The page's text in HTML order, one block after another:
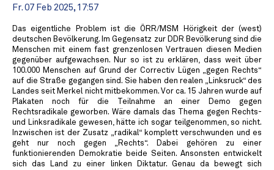
Fr. 07 Feb 2025, 17:57
Das eigentliche Problem ist die ÖRR/MSM Hörigkeit der (west)
deutschen Bevölkerung. Im Gegensatz zur DDR Bevölkerung sind die
Menschen mit einem fast grenzenlosen Vertrauen diesen Medien
gegenüber aufgewachsen. Nur so ist zu erklären, dass weit über
100.000 Menschen auf Grund der Correctiv Lügen „gegen Rechts“
auf die Straße gegangen sind. Sie haben den realen „Linksruck“ des
Landes seit Merkel nicht mitbekommen. Vor ca. 15 Jahren wurde auf
Plakaten noch für die Teilnahme an einer Demo gegen
Rechtsradikale geworben. Wäre damals das Thema gegen Rechts-
und Linksradikale gewesen, hätte ich sogar teilgenommen, so nicht.
Inzwischen ist der Zusatz „radikal“ komplett verschwunden und es
geht nur noch gegen „Rechts“. Dabei gehören zu einer
funktionierenden Demokratie beide Seiten. Ansonsten entwickelt
sich das Land zu einer linken Diktatur. Genau da bewegt sich